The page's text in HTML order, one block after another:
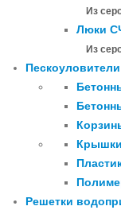
Из
Люки
Из
Пескоуловители
Решетки